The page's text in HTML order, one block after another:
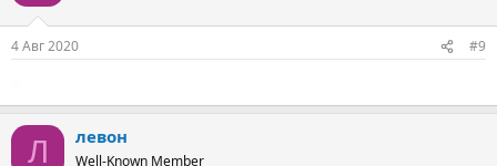
4 Авг 2020 #9
Л левон
Well-Known Member